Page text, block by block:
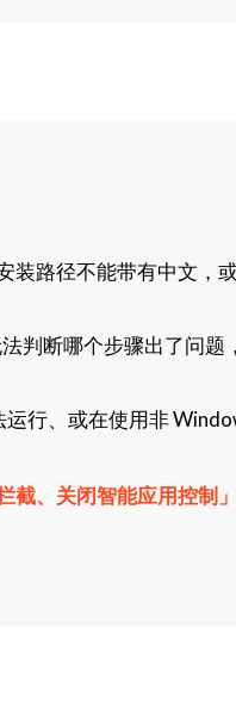
装路径不能带有中文，
判断哪个步骤出了问题
行、或在使用非
截、关闭智能应用控制